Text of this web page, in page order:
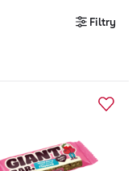
Filtry